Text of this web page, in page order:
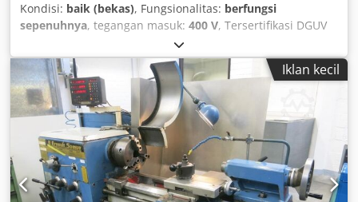
Kondisi: baik (bekas), Fungsionalitas: berfungsi
sepenuhnya, tegangan masuk: 400 V, Tersertifikasi DGUV
, panjang total:
mm, kapasitas tangki:180 l, frekuensi input:50 Hz, berat
kosong:540 kg, berat keseluruhan:540 kg, jenis arus
masuk: tiga fasa , daya: 6 kW (8,16 hp) 32 A
Spiral Mixer Diosna SP 120 D Model Diosna: SP 120 D
Mesin pengaduk adonan bergerak 2 timer, 2 kecepatan
Bowl stainless steel Tutup pelindung debu tepung untuk
maksimal 120 kg adonan Dimensi: 800 x 1270 mm (LxP)
Koneksi: 400 V, steker 32A-CEE Mesin bekas, sudah
dibersihkan Dedpfoxmrbwex Ahzsck Kunjungi kami!
Iklan kecil